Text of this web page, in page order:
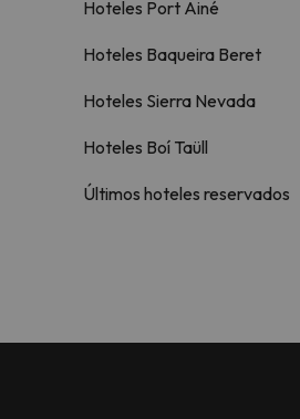
Hoteles Port Ainé
Hoteles Baqueira Beret
Hoteles Sierra Nevada
Hoteles Boí Taüll
Últimos hoteles reservados